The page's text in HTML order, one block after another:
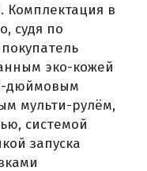
Комплектация в
судя по
эко-кожей
дюймовым
мульти-рулём,
системой
запуска